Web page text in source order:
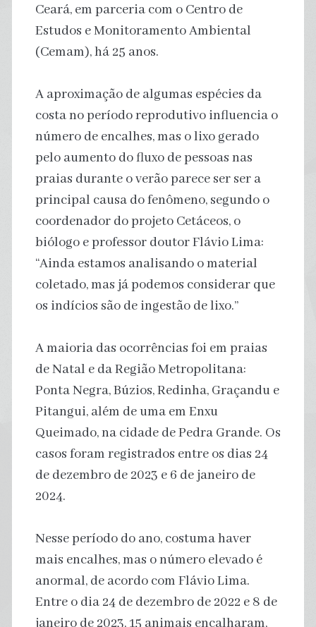
Ceará, em parceria com o Centro de
Estudos e Monitoramento Ambiental
(Cemam), há 25 anos.
A aproximação de algumas espécies da
costa no período reprodutivo influencia o
número de encalhes, mas o lixo gerado
pelo aumento do fluxo de pessoas nas
praias durante o verão parece ser ser a
principal causa do fenômeno, segundo o
coordenador do projeto Cetáceos, o
biólogo e professor doutor Flávio Lima:
“Ainda estamos analisando o material
coletado, mas já podemos considerar que
os indícios são de ingestão de lixo.”
A maioria das ocorrências foi em praias
de Natal e da Região Metropolitana:
Ponta Negra, Búzios, Redinha, Graçandu e
Pitangui, além de uma em Enxu
Queimado, na cidade de Pedra Grande. Os
casos foram registrados entre os dias 24
de dezembro de 2023 e 6 de janeiro de
2024.
Nesse período do ano, costuma haver
mais encalhes, mas o número elevado é
anormal, de acordo com Flávio Lima.
Entre o dia 24 de dezembro de 2022 e 8 de
janeiro de 2023, 15 animais encalharam,